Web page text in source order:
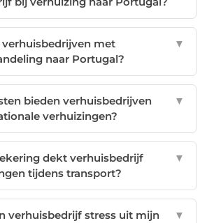
verhuisbedrijven met
naar Portugal?
▼
bieden verhuisbedrijven
verhuizingen?
▼
dekt verhuisbedrijf
tijdens transport?
▼
verhuisbedrijf stress uit mijn
▼